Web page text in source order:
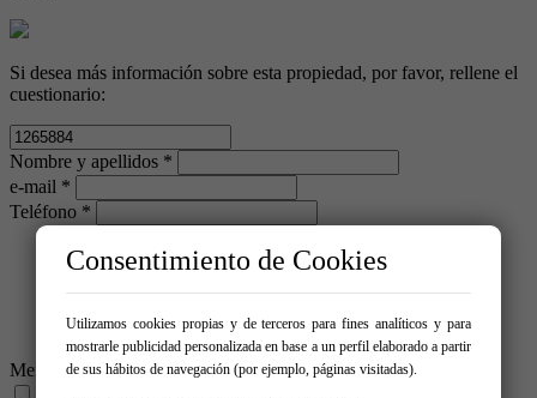
Si desea más información sobre esta propiedad, por favor, rellene el
cuestionario:
Nombre y apellidos *
e-mail *
Teléfono *
Mensaje *
Consentimiento de Cookies
Utilizamos cookies propias y de terceros para fines analíticos y para
mostrarle publicidad personalizada en base a un perfil elaborado a partir
de sus hábitos de navegación (por ejemplo, páginas visitadas).